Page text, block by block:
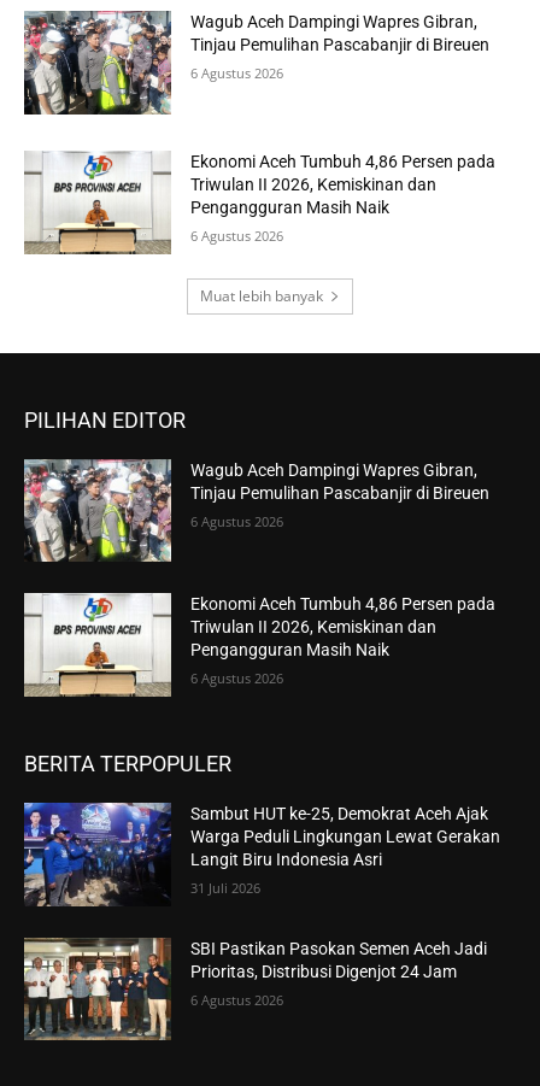
Wagub Aceh Dampingi Wapres Gibran,
Tinjau Pemulihan Pascabanjir di Bireuen
6 Agustus 2026
Ekonomi Aceh Tumbuh 4,86 Persen pada
Triwulan II 2026, Kemiskinan dan
Pengangguran Masih Naik
6 Agustus 2026
Muat lebih banyak
PILIHAN EDITOR
Wagub Aceh Dampingi Wapres Gibran,
Tinjau Pemulihan Pascabanjir di Bireuen
6 Agustus 2026
Ekonomi Aceh Tumbuh 4,86 Persen pada
Triwulan II 2026, Kemiskinan dan
Pengangguran Masih Naik
6 Agustus 2026
BERITA TERPOPULER
Sambut HUT ke-25, Demokrat Aceh Ajak
Warga Peduli Lingkungan Lewat Gerakan
Langit Biru Indonesia Asri
31 Juli 2026
SBI Pastikan Pasokan Semen Aceh Jadi
Prioritas, Distribusi Digenjot 24 Jam
6 Agustus 2026